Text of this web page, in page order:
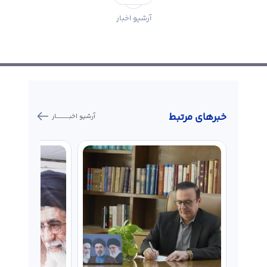
آرشیو اخبار
خبر‌های مرتبط آرشیو اخبـــــــــــار